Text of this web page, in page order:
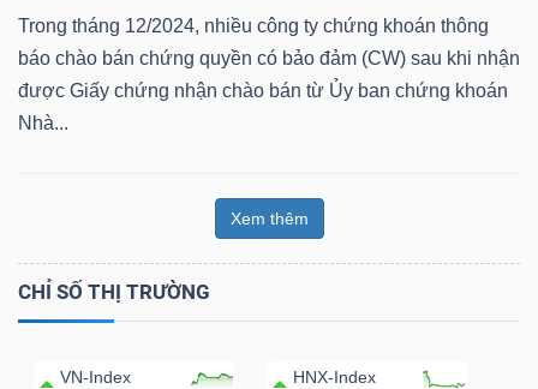
Trong tháng 12/2024, nhiều công ty chứng khoán thông
báo chào bán chứng quyền có bảo đảm (CW) sau khi nhận
được Giấy chứng nhận chào bán từ Ủy ban chứng khoán
Nhà...
Xem thêm
CHỈ SỐ THỊ TRƯỜNG
VN-Index HNX-Index
Thuật
ngữ
Đào